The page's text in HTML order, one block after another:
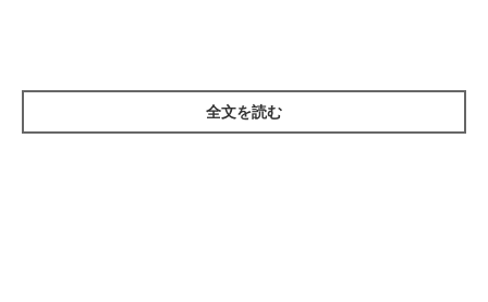
この日、初めてのシャンプーをしたという“いぬくん”ですが、飼
全文を読む